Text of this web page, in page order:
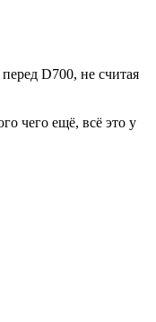
D700, не считая
чего ещё, всё это у